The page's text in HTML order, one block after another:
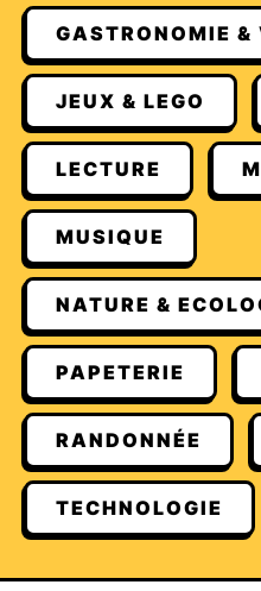
GASTRONOMIE &
JEUX & LEGO
LECTURE
MUSIQUE
NATURE &
PAPETERIE
RANDONNÉE
TECHNOLOGIE